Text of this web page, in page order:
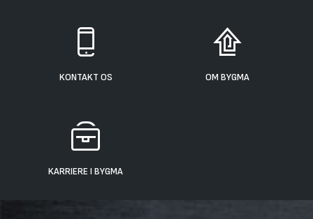
KONTAKT OS OM BYGMA
KARRIERE I BYGMA